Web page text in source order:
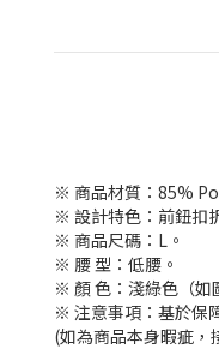
※ 商品材質：85%
※ 設計特色：前鈕扣
※ 商品尺碼：L。
※ 腰 型：低腰。
※ 顏 色：淺綠色（如
※ 注意事項：基於保
(如為商品本身暇疵，